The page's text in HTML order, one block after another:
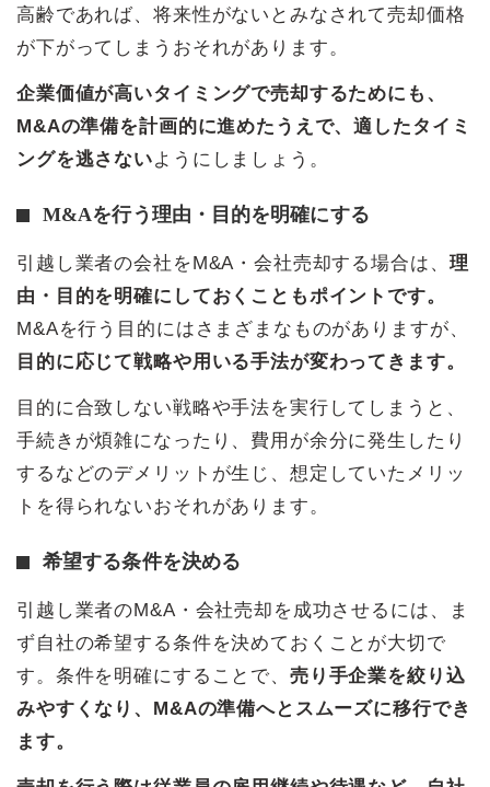
高齢であれば、将来性がないとみなされて売却価格
が下がってしまうおそれがあります。
企業価値が高いタイミングで売却するためにも、
M&Aの準備を計画的に進めたうえで、適したタイミ
ングを逃さないようにしましょう。
M&Aを行う理由・目的を明確にする
引越し業者の会社をM&A・会社売却する場合は、 理
由・目的を明確にしておくこともポイントです。
M&Aを行う目的にはさまざまなものがありますが、
目的に応じて戦略や用いる手法が変わってきます。
目的に合致しない戦略や手法を実行してしまうと、
手続きが煩雑になったり、費用が余分に発生したり
するなどのデメリットが生じ、想定していたメリッ
トを得られないおそれがあります。
希望する条件を決める
引越し業者のM&A・会社売却を成功させるには、ま
ず自社の希望する条件を決めておくことが大切で
す。条件を明確にすることで、 売り手企業を絞り込
みやすくなり、M&Aの準備へとスムーズに移行でき
ます。